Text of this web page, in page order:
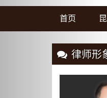
首页
律师形